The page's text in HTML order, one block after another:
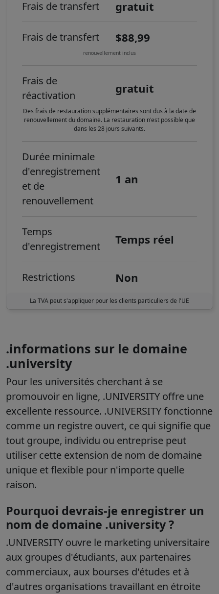
Frais de transfert gratuit
Frais de transfert $88,99
renouvellement inclus
Frais de
réactivation
gratuit
Des frais de restauration supplémentaires sont dus à la date de
renouvellement du domaine. La restauration n'est possible que
dans les 28 jours suivants.
Durée minimale
d'enregistrement
et de
renouvellement
1 an
Temps
d'enregistrement
Temps réel
Restrictions Non
La TVA peut s'appliquer pour les clients particuliers de l'UE
.informations sur le domaine
.university
Pour les universités cherchant à se
promouvoir en ligne, .UNIVERSITY offre une
excellente ressource. .UNIVERSITY fonctionne
comme un registre ouvert, ce qui signifie que
tout groupe, individu ou entreprise peut
utiliser cette extension de nom de domaine
unique et flexible pour n'importe quelle
raison.
Pourquoi devrais-je enregistrer un
nom de domaine .university ?
.UNIVERSITY ouvre le marketing universitaire
aux groupes d'étudiants, aux partenaires
commerciaux, aux bourses d'études et à
d'autres organisations travaillant en étroite